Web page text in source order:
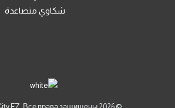
شكاوي متصاعدة